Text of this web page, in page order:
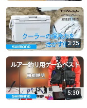
3:25
5:30